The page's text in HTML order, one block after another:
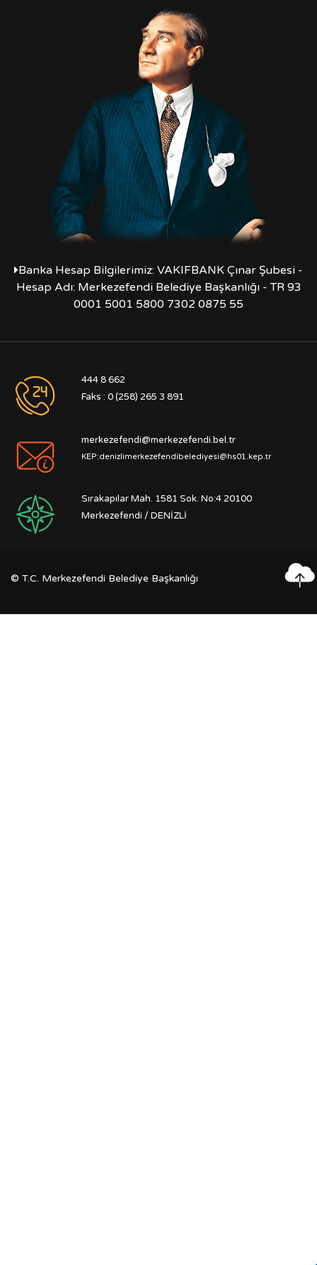
Banka Hesap Bilgilerimiz: VAKIFBANK Çınar Şubesi -
Hesap Adı: Merkezefendi Belediye Başkanlığı - TR 93
0001 5001 5800 7302 0875 55
444 8 662
Faks : 0 (258) 265 3 891
merkezefendi@merkezefendi.bel.tr
KEP:denizlimerkezefendibelediyesi@hs01.kep.tr
Sırakapılar Mah. 1581 Sok. No:4 20100
Merkezefendi / DENİZLİ
© T.C. Merkezefendi Belediye Başkanlığı